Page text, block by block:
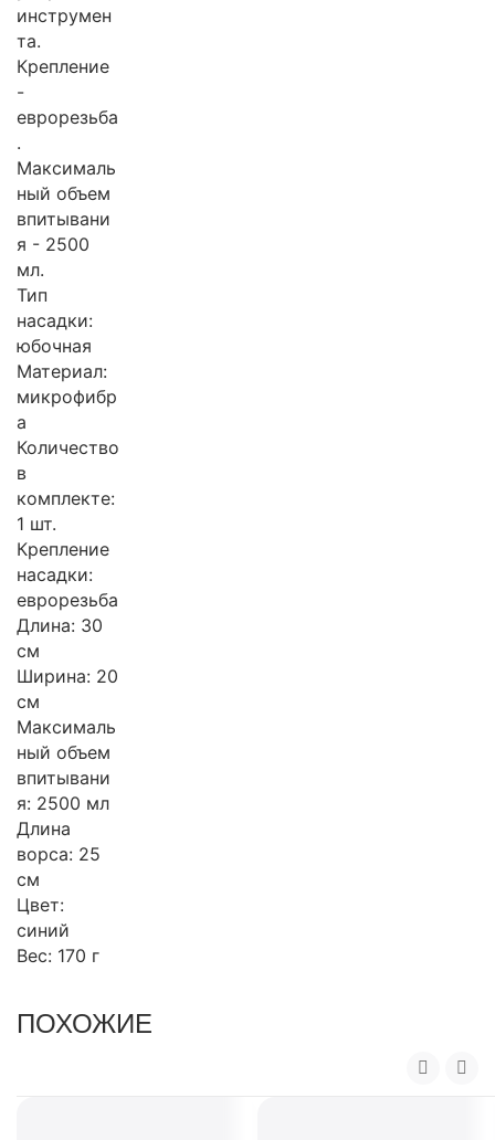
инструмен
та.
Крепление
-
еврорезьба
.
Максималь
ный объем
впитывани
я - 2500
мл.
Тип
насадки:
юбочная
Материал:
микрофибр
а
Количество
в
комплекте:
1 шт.
Крепление
насадки:
еврорезьба
Длина: 30
см
Ширина: 20
см
Максималь
ный объем
впитывани
я: 2500 мл
Длина
ворса: 25
см
Цвет:
синий
Вес: 170 г
ПОХОЖИЕ